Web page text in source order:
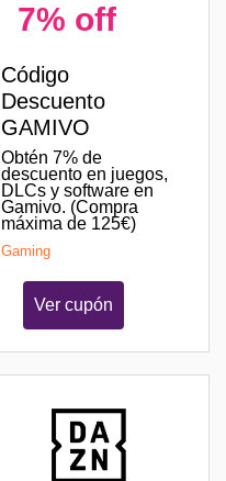
7% off
Código
Descuento
GAMIVO
Obtén 7% de
descuento en juegos,
DLCs y software en
Gamivo. (Compra
máxima de 125€)
Gaming
Ver cupón